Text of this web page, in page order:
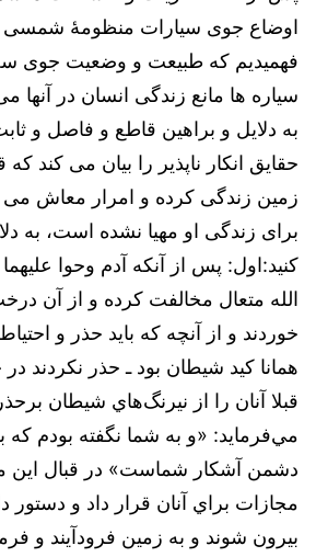
اوضاع جوی سیارات منظومۀ شمسی
فهمیدیم که طبیعت و وضعیت جوی
سیاره ها مانع زندگی انسان در آنها
به دلایل و براهین قاطع و فاصل و
حقایق انکار ناپذیر را بیان می کند که
زمین زندگی کرده و امرار معاش می
برای زندگی او مهیا نشده است، به
کنید:اول: پس از آنکه آدم وحوا علیهما
الله متعال مخالفت‌ كرده‌ و از آن‌
خوردند و از آنچه‌ كه ‌بايد حذر و
همانا كيد شيطان‌ بود ـ حذر نكردند در
قبلا آنان‌ را از نيرنگ‌هاي‌ شيطان‌
مي‌فرمايد: «و به‌ شما نگفته‌ بودم‌
دشمن‌ آشكار شماست» در قبال این
مجازات‌ براي‌ آنان‌ قرار داد و دستور
بیرون شوند و به زمین فرودآیند و